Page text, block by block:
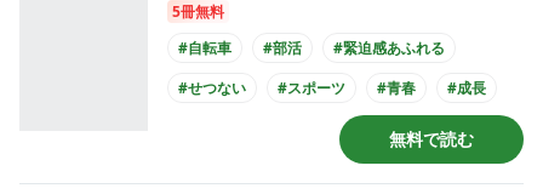
5冊無料
#自転車
#部活
#緊迫感あふれる
#せつない
#スポーツ #青春
#成長
#このマンガがすごい
無料で読む